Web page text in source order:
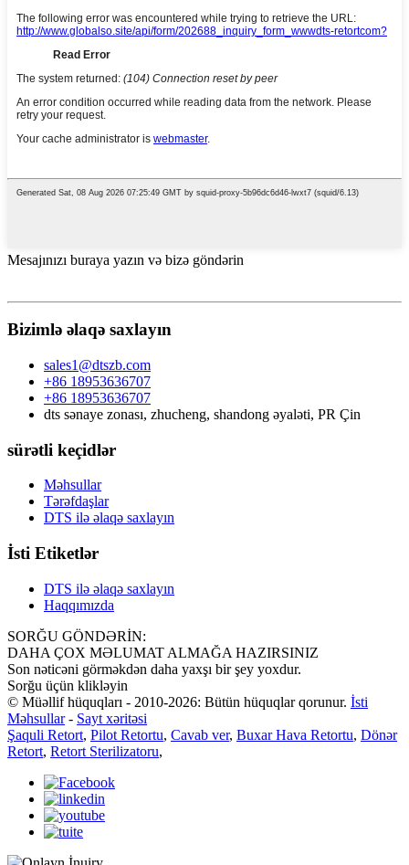
Mesajınızı buraya yazın və bizə göndərin
Bizimlə əlaqə saxlayın
sales1@dtszb.com
+86 18953636707
+86 18953636707
dts sənaye zonası, zhucheng, shandong əyaləti, PR Çin
sürətli keçidlər
Məhsullar
Tərəfdaşlar
DTS ilə əlaqə saxlayın
İsti Etiketlər
DTS ilə əlaqə saxlayın
Haqqımızda
SORĞU GÖNDƏRİN:
DAHA ÇOX MƏLUMAT ALMAĞA HAZIRSINIZ
Son nəticəni görməkdən daha yaxşı bir şey yoxdur.
Sorğu üçün klikləyin
© Müəllif hüquqları - 2010-2026: Bütün hüquqlar qorunur. İsti
Məhsullar- Sayt xəritəsi
Şaquli Retort, Pilot Retortu, Cavab ver, Buxar Hava Retortu, Dönər
Retort, Retort Sterilizatoru,